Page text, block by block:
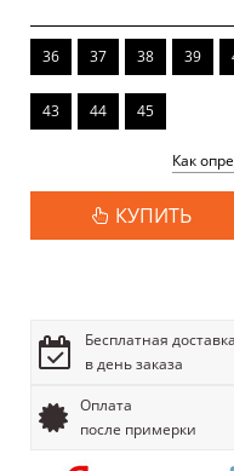
36 37 38 39
43 44 45
Как
КУПИТЬ
Бесплатная доставка
в день заказа
Оплата
после примерки